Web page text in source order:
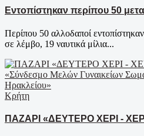
Εντοπίστηκαν περίπου 50
Περίπου 50 αλλοδαποί
σε λέμβο, 19 ναυτικά μίλια...
Κρήτη
ΠΑΖΑΡΙ «ΔΕΥΤΕΡΟ ΧΕΡΙ -